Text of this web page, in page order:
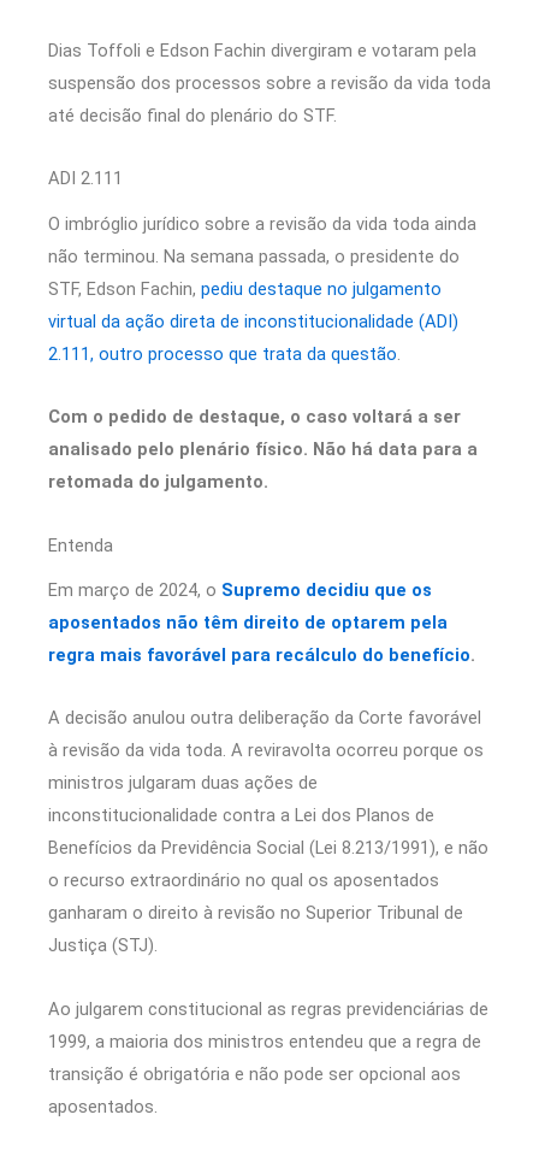
Dias Toffoli e Edson Fachin divergiram e votaram pela
suspensão dos processos sobre a revisão da vida toda
até decisão final do plenário do STF.
ADI 2.111
O imbróglio jurídico sobre a revisão da vida toda ainda
não terminou. Na semana passada, o presidente do
STF, Edson Fachin, pediu destaque no julgamento
virtual da ação direta de inconstitucionalidade (ADI)
2.111, outro processo que trata da questão.
Com o pedido de destaque, o caso voltará a ser
analisado pelo plenário físico. Não há data para a
retomada do julgamento.
Entenda
Em março de 2024, o Supremo decidiu que os
aposentados não têm direito de optarem pela
regra mais favorável para recálculo do benefício.
A decisão anulou outra deliberação da Corte favorável
à revisão da vida toda. A reviravolta ocorreu porque os
ministros julgaram duas ações de
inconstitucionalidade contra a Lei dos Planos de
Benefícios da Previdência Social (Lei 8.213/1991), e não
o recurso extraordinário no qual os aposentados
ganharam o direito à revisão no Superior Tribunal de
Justiça (STJ).
Ao julgarem constitucional as regras previdenciárias de
1999, a maioria dos ministros entendeu que a regra de
transição é obrigatória e não pode ser opcional aos
aposentados.